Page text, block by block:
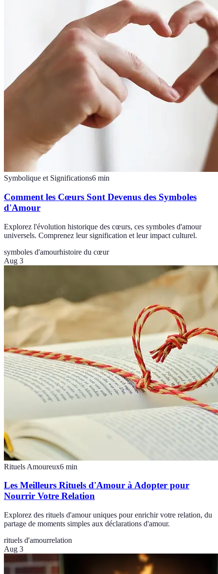
Symbolique et Significations6 min
Comment les Cœurs Sont Devenus des Symboles
d'Amour
Explorez l'évolution historique des cœurs, ces symboles d'amour
universels. Comprenez leur signification et leur impact culturel.
symboles d'amourhistoire du cœur
Aug 3
Rituels Amoureux6 min
Les Meilleurs Rituels d'Amour à Adopter pour
Nourrir Votre Relation
Explorez des rituels d'amour uniques pour enrichir votre relation, du
partage de moments simples aux déclarations d'amour.
rituels d'amourrelation
Aug 3